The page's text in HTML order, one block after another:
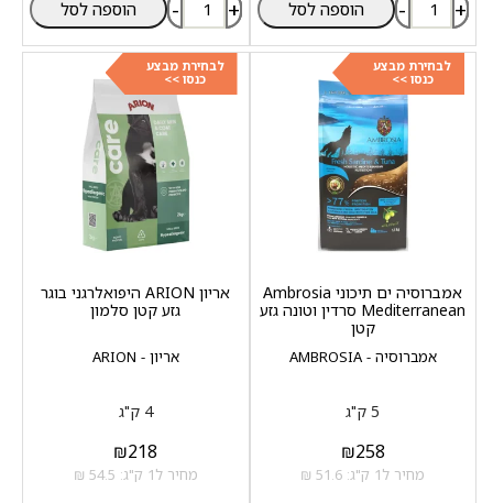
- + הוספה לסל - + הוספה לסל
לבחירת מבצע
כנסו >>
אמברוסיה - AMBROSIA
אמברוסיה ים תיכוני Ambrosia
Mediterranean סרדין וטונה גזע
קטן
5 ק"ג
₪258
מחיר ל1 ק"ג: 51.6 ₪
לבחירת מבצע
כנסו >>
אריון - ARION
אריון ARION היפואלרגני בוגר
גזע קטן סלמון
4 ק"ג
₪218
מחיר ל1 ק"ג: 54.5 ₪